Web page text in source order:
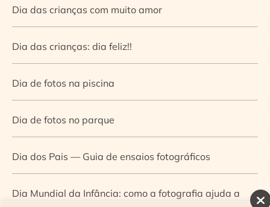
Dia das crianças com muito amor
Dia das crianças: dia feliz!!
Dia de fotos na piscina
Dia de fotos no parque
Dia dos Pais — Guia de ensaios fotográficos
Dia Mundial da Infância: como a fotografia ajuda a